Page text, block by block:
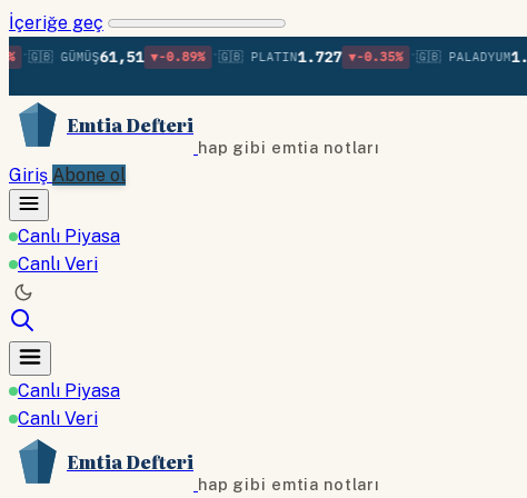
İçeriğe geç
GÜMÜŞ61,51 ▼-0.89% •🇬🇧 PLATIN1.727 ▼-0.35% •🇬🇧 PALADYUM1.369
Emtia Defteri
hap gibi emtia notları
Giriş Abone ol
Canlı Piyasa
Canlı Veri
Canlı Piyasa
Canlı Veri
Emtia Defteri
hap gibi emtia notları